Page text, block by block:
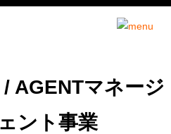
AGENTマネージ
ント事業